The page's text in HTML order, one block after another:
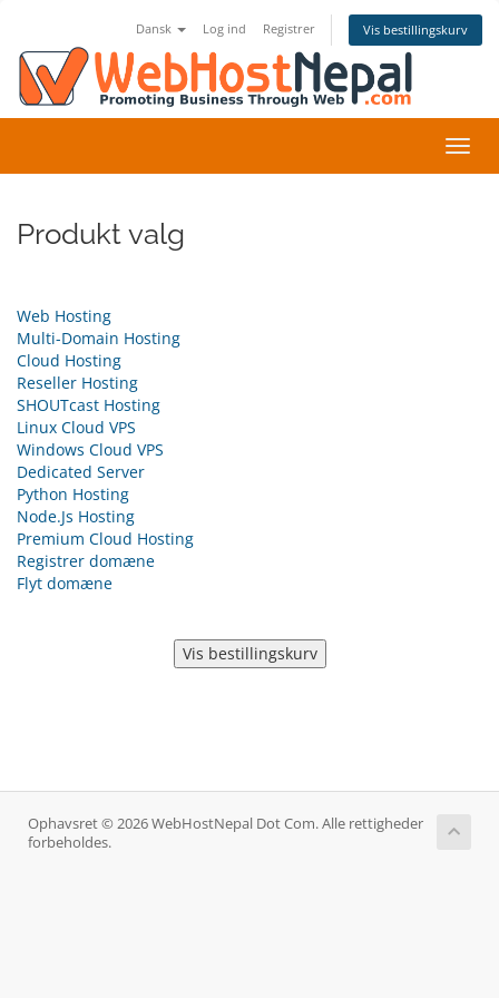
Dansk Log ind Registrer Vis bestillingskurv
Skift
Produkt valg
Web Hosting
Multi-Domain Hosting
Cloud Hosting
Reseller Hosting
SHOUTcast Hosting
Linux Cloud VPS
Windows Cloud VPS
Dedicated Server
Python Hosting
Node.Js Hosting
Premium Cloud Hosting
Registrer domæne
Flyt domæne
Ophavsret © 2026 WebHostNepal Dot Com. Alle rettigheder
forbeholdes.